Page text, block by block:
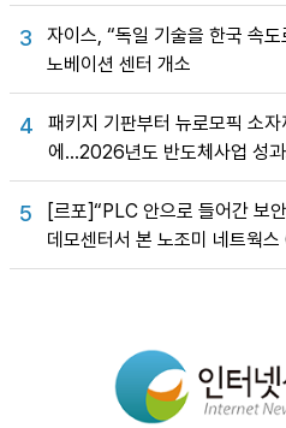
3
자이스, “독일 기술을 한국 속
노베이션 센터 개소
4
패키지 기판부터 뉴로모픽 소
에…2026년도 반도체사업 성
5
[르포]“PLC 안으로 들어간 보
데모센터서 본 노조미 네트웍